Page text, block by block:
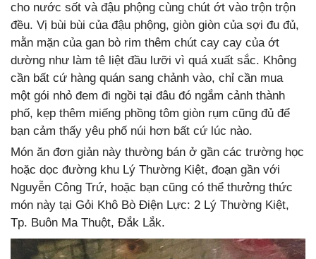
cho nước sốt và đậu phộng cùng chút ớt vào trộn trộn
đều. Vị bùi bùi của đậu phộng, giòn giòn của sợi đu đủ,
mằn mặn của gan bò rim thêm chút cay cay của ớt
dường như làm tê liệt đầu lưỡi vì quá xuất sắc. Không
cần bất cứ hàng quán sang chảnh vào, chỉ cần mua
một gói nhỏ đem đi ngồi tại đâu đó ngắm cảnh thành
phố, kẹp thêm miếng phồng tôm giòn rụm cũng đủ để
bạn cảm thấy yêu phố núi hơn bất cứ lúc nào.
Món ăn đơn giản này thường bán ở gần các trường học
hoặc dọc đường khu Lý Thường Kiệt, đoạn gần với
Nguyễn Công Trứ, hoặc bạn cũng có thể thưởng thức
món này tại Gỏi Khô Bò Điện Lực: 2 Lý Thường Kiệt,
Tp. Buôn Ma Thuột, Đắk Lắk.